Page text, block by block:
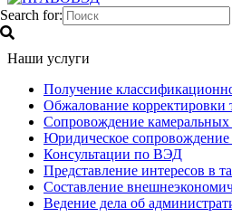
Search for:
Наши услуги
Получение
Обжалование корректировки
Сопровождение камеральных
Юридическое
Консультации по ВЭД
Представление интересов в
Составление
Ведение дела об